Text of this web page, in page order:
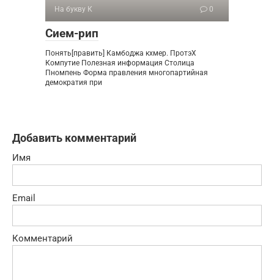
На букву К 0
Сием-рип
Понять[править] Камбоджа кхмер. ПротэХ
Компутие Полезная информация Столица
Пномпень Форма правления многопартийная
демократия при
Добавить комментарий
Имя
Email
Комментарий